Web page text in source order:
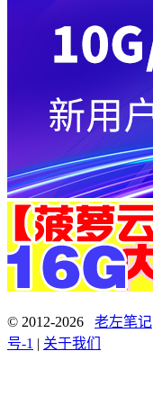
© 2012-2026 老左笔记
号-1 | 关于我们